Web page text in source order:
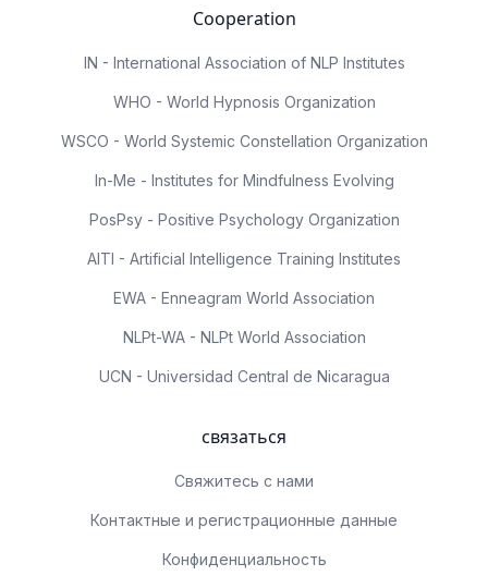
Cooperation
IN - International Association of NLP Institutes
WHO - World Hypnosis Organization
WSCO - World Systemic Constellation Organization
In-Me - Institutes for Mindfulness Evolving
PosPsy - Positive Psychology Organization
AITI - Artificial Intelligence Training Institutes
EWA - Enneagram World Association
NLPt-WA - NLPt World Association
UCN - Universidad Central de Nicaragua
связаться
Свяжитесь с нами
Контактные и регистрационные данные
Конфиденциальность